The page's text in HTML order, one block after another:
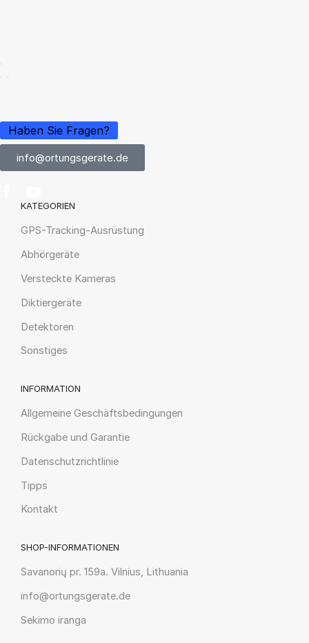
Haben Sie Fragen?
info@ortungsgerate.de
KATEGORIEN
GPS-Tracking-Ausrüstung
Abhörgeräte
Versteckte Kameras
Diktiergeräte
Detektoren
Sonstiges
INFORMATION
Allgemeine Geschäftsbedingungen
Rückgabe und Garantie
Datenschutzrichtlinie
Tipps
Kontakt
SHOP-INFORMATIONEN
Savanorių pr. 159a. Vilnius, Lithuania
info@ortungsgerate.de
Sekimo iranga